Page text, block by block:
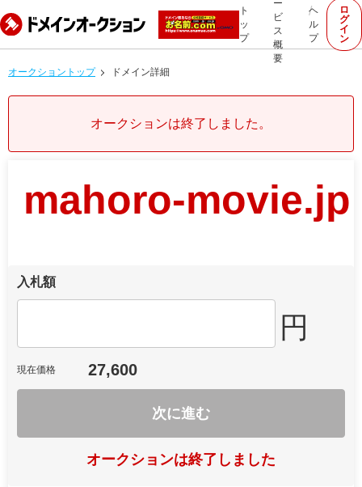
ト
ッ
プ
ー
ビ
ス
概
要
ヘ
ル
プ
ロ
グ
イ
ン
オークショントップ ドメイン詳細
オークションは終了しました。
mahoro-movie.jp
入札額
円
現在価格 27,600
次に進む
オークションは終了しました